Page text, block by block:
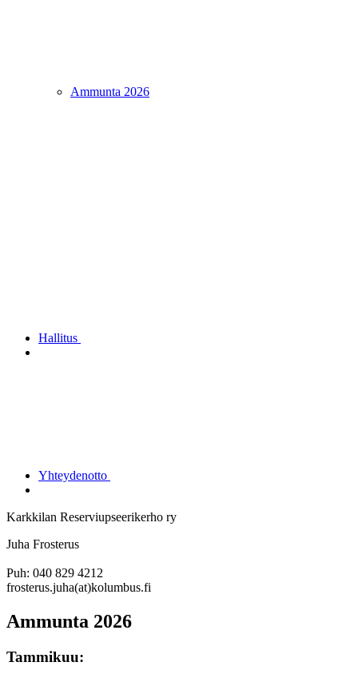
Ammunta 2026
Hallitus
Yhteydenotto
Karkkilan Reserviupseerikerho ry
Juha Frosterus
Puh: 040 829 4212
frosterus.juha(at)kolumbus.fi
Ammunta 2026
Tammikuu: